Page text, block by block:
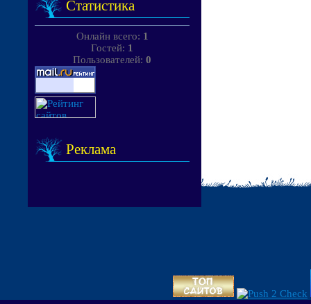
Статистика
Онлайн всего: 1
Гостей: 1
Пользователей: 0
Реклама